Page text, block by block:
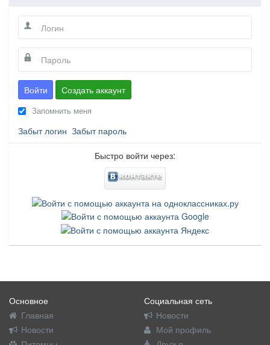
Войти Создать аккаунт
Запомнить меня
Забыт логин Забыт пароль
Быстро войти через:
Основное
Главная
Новости
Социальная сеть
Новости
Мой профиль